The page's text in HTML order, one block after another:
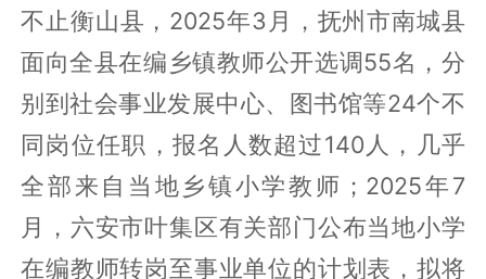
不止衡山县，2025年3月，抚州市南城县
面向全县在编乡镇教师公开选调55名，分
别到社会事业发展中心、图书馆等24个不
同岗位任职，报名人数超过140人，几乎
全部来自当地乡镇小学教师；2025年7
月，六安市叶集区有关部门公布当地小学
在编教师转岗至事业单位的计划表，拟将